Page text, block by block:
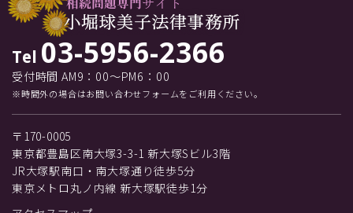
Tel 03-5956-2366
受付時間 AM9：00～PM6：00
※時間外の場合はお問い合わせフォームをご利用ください。
〒170-0005
東京都豊島区南大塚3-3-1 新大塚Sビル3階
JR大塚駅南口・南大塚通り徒歩5分
東京メトロ丸ノ内線 新大塚駅徒歩1分